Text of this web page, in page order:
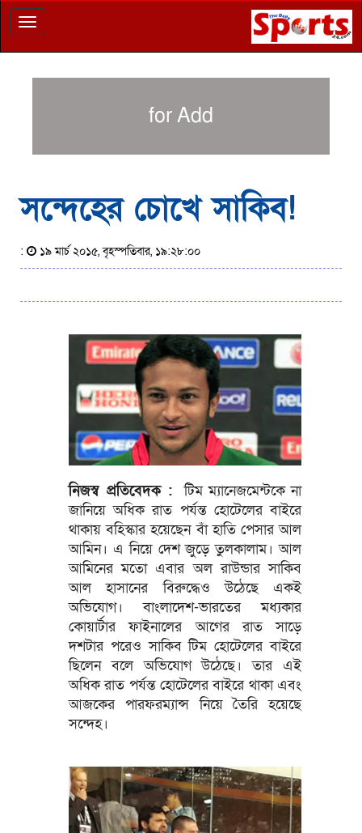
Toggle
navigation
for Add
সন্দেহের চোখে সাকিব!
: ১৯ মার্চ ২০১৫, বৃহস্পতিবার, ১৯:২৮:০০
নিজস্ব প্রতিবেদক : টিম ম্যানেজমেন্টকে না
জানিয়ে অধিক রাত পর্যন্ত হোটেলের বাইরে
থাকায় বহিস্কার হয়েছেন বাঁ হাতি পেসার আল
আমিন। এ নিয়ে দেশ জুড়ে তুলকালাম। আল
আমিনের মতো এবার অল রাউন্ডার সাকিব
আল হাসানের বিরুদ্ধেও উঠেছে একই
অভিযোগ। বাংলাদেশ-ভারতের মধ্যকার
কোয়ার্টার ফাইনালের আগের রাত সাড়ে
দশটার পরেও সাকিব টিম হোটেলের বাইরে
ছিলেন বলে অভিযোগ উঠেছে। তার এই
অধিক রাত পর্যন্ত হোটেলের বাইরে থাকা এবং
আজকের পারফরম্যান্স নিয়ে তৈরি হয়েছে
সন্দেহ।